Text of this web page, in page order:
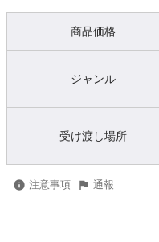
商品価格
ジャンル
受け渡し場所
注意事項 通報